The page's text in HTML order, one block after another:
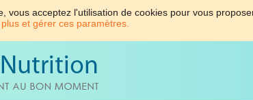
vous acceptez l'utilisation de cookies pour vous
et gérer ces paramètres.